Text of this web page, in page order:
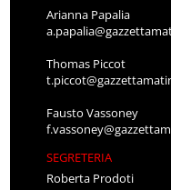
Arianna Papalia
Thomas Piccot
Fausto Vassoney
SEGRETERIA
Roberta Prodoti